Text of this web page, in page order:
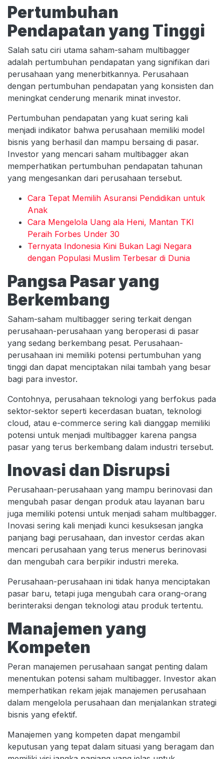
Pertumbuhan
Pendapatan yang Tinggi
Salah satu ciri utama saham-saham multibagger
adalah pertumbuhan pendapatan yang signifikan dari
perusahaan yang menerbitkannya. Perusahaan
dengan pertumbuhan pendapatan yang konsisten dan
meningkat cenderung menarik minat investor.
Pertumbuhan pendapatan yang kuat sering kali
menjadi indikator bahwa perusahaan memiliki model
bisnis yang berhasil dan mampu bersaing di pasar.
Investor yang mencari saham multibagger akan
memperhatikan pertumbuhan pendapatan tahunan
yang mengesankan dari perusahaan tersebut.
Cara Tepat Memilih Asuransi Pendidikan untuk
Anak
Cara Mengelola Uang ala Heni, Mantan TKI
Peraih Forbes Under 30
Ternyata Indonesia Kini Bukan Lagi Negara
dengan Populasi Muslim Terbesar di Dunia
Pangsa Pasar yang
Berkembang
Saham-saham multibagger sering terkait dengan
perusahaan-perusahaan yang beroperasi di pasar
yang sedang berkembang pesat. Perusahaan-
perusahaan ini memiliki potensi pertumbuhan yang
tinggi dan dapat menciptakan nilai tambah yang besar
bagi para investor.
Contohnya, perusahaan teknologi yang berfokus pada
sektor-sektor seperti kecerdasan buatan, teknologi
cloud, atau e-commerce sering kali dianggap memiliki
potensi untuk menjadi multibagger karena pangsa
pasar yang terus berkembang dalam industri tersebut.
Inovasi dan Disrupsi
Perusahaan-perusahaan yang mampu berinovasi dan
mengubah pasar dengan produk atau layanan baru
juga memiliki potensi untuk menjadi saham multibagger.
Inovasi sering kali menjadi kunci kesuksesan jangka
panjang bagi perusahaan, dan investor cerdas akan
mencari perusahaan yang terus menerus berinovasi
dan mengubah cara berpikir industri mereka.
Perusahaan-perusahaan ini tidak hanya menciptakan
pasar baru, tetapi juga mengubah cara orang-orang
berinteraksi dengan teknologi atau produk tertentu.
Manajemen yang
Kompeten
Peran manajemen perusahaan sangat penting dalam
menentukan potensi saham multibagger. Investor akan
memperhatikan rekam jejak manajemen perusahaan
dalam mengelola perusahaan dan menjalankan strategi
bisnis yang efektif.
Manajemen yang kompeten dapat mengambil
keputusan yang tepat dalam situasi yang beragam dan